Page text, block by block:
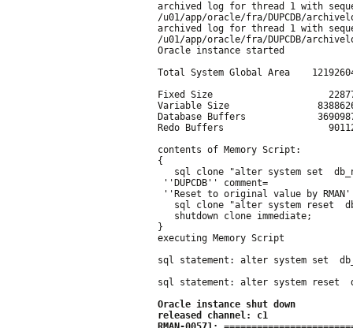
archived log for thread 1 with
/u01/app/oracle/fra/DUPCDB/
archived log for thread 1 with
/u01/app/oracle/fra/DUPCDB/
Oracle instance started
Total System Global Area
Fixed Size
Variable Size
Database Buffers
Redo Buffers
contents of Memory Script:
{
sql clone "alter system set
''DUPCDB'' comment=
''Reset to original value by
sql clone "alter system reset
shutdown clone immediate;
}
executing Memory Script
sql statement: alter system set
sql statement: alter system reset
Oracle instance shut down
released channel: c1